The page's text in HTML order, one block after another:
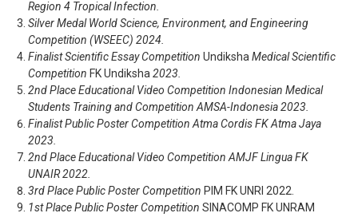
Region 4 Tropical Infection.
Silver Medal World Science, Environment, and Engineering
Competition (WSEEC) 2024.
Finalist Scientific Essay Competition UndikshaMedical Scientific
Competition FK Undiksha2023.
2ndPlace Educational Video Competition Indonesian Medical
Students Training and Competition AMSA-Indonesia 2023.
Finalist Public Poster Competition Atma Cordis FK Atma Jaya
2023.
2ndPlace Educational Video Competition AMJF Lingua FK
UNAIR 2022.
3rdPlace Public Poster Competition PIM FK UNRI 2022.
1stPlace Public Poster Competition SINACOMP FK UNRAM